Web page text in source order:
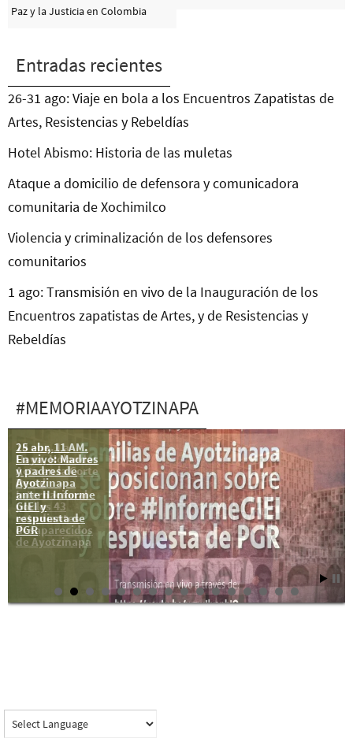
Paz y la Justicia en Colombia
Entradas recientes
26-31 ago: Viaje en bola a los Encuentros Zapatistas de
Artes, Resistencias y Rebeldías
Hotel Abismo: Historia de las muletas
Ataque a domicilio de defensora y comunicadora
comunitaria de Xochimilco
Violencia y criminalización de los defensores
comunitarios
1 ago: Transmisión en vivo de la Inauguración de los
Encuentros zapatistas de Artes, y de Resistencias y
Rebeldías
#MEMORIAAYOTZINAPA
25 abr, 11 AM.
En vivo: Madres
y padres de
Ayotzinapa
ante II Informe
GIEI y
respuesta de
PGR
18 ene, La
Haya, Holanda:
Acto en la Corte
Penal
Internacional
por los 43
estudiantes
desaparecidos
de Ayotzinapa